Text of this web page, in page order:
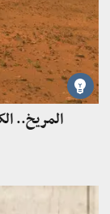
المريخ..